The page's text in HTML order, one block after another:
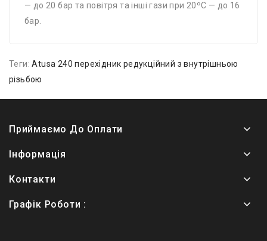
— до 20 бар та повітря та інші гази при 20ºС — до 16
бар.
Теги:Atusa 240 перехідник редукційний з внутрішньою
різьбою
Приймаємо До Оплати
Інформація
Контакти
Графік Роботи :